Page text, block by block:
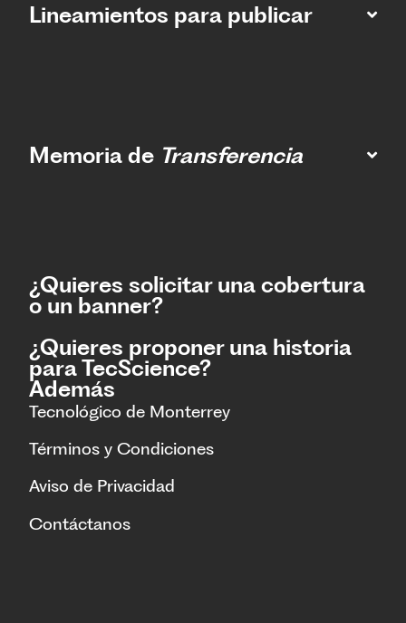
Lineamientos para publicar
Memoria de Transferencia
¿Quieres solicitar una cobertura
o un banner?
¿Quieres proponer una historia
para TecScience?
Además
Tecnológico de Monterrey
Términos y Condiciones
Aviso de Privacidad
Contáctanos